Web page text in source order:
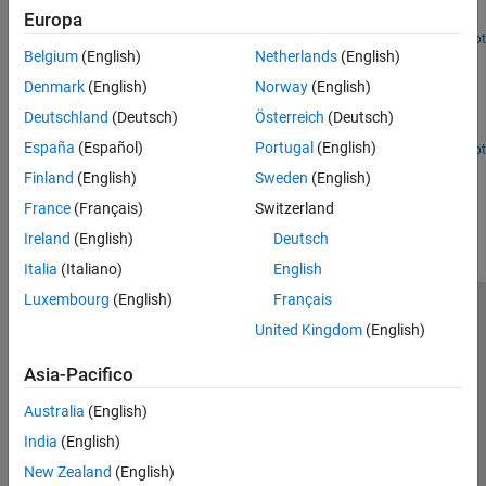
Open Live Script
Three-Dimensional Indoor Positioning with 802.11az
Fingerprinting and Deep Learning
Train a convolutional neural network for IEEE 802.11az
localization and positioning.
Open Live Script
How useful was this information?
Europa
Belgium (English)
Denmark (English)
Deutschland (Deutsch)
España (Español)
Finland (English)
France (Français)
Ireland (English)
Italia (Italiano)
Luxembourg (English)
Netherlands(English)
Norway(English)
Österreich (Deutsch)
Portugal (English)
Sweden (English)
Switzerland
Deutsch
English
Français
United Kingdom(English)
Asia-Pacifico
Australia (English)
India (English)
New Zealand (English)
Informativa sulla privacy
© 1994-2026 The MathWorks, Inc.